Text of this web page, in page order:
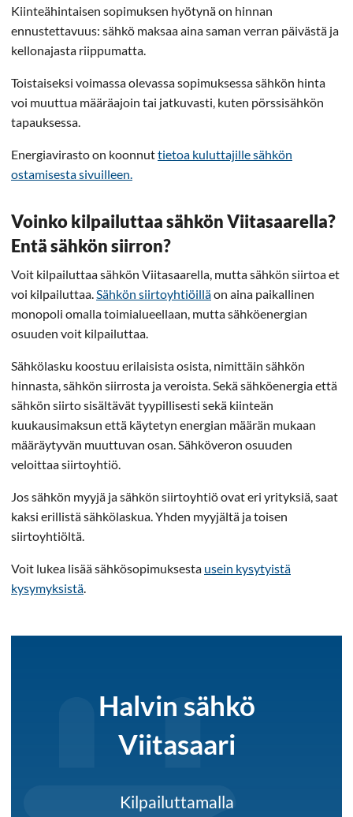
Kiinteähintaisen sopimuksen hyötynä on hinnan
ennustettavuus: sähkö maksaa aina saman verran päivästä ja
kellonajasta riippumatta.
Toistaiseksi voimassa olevassa sopimuksessa sähkön hinta
voi muuttua määräajoin tai jatkuvasti, kuten pörssisähkön
tapauksessa.
Energiavirasto on koonnuttietoa kuluttajille sähkön
ostamisesta sivuilleen.
Voinko kilpailuttaa sähkön Viitasaarella?
Entä sähkön siirron?
Voit kilpailuttaa sähkön Viitasaarella, mutta sähkön siirtoa et
voi kilpailuttaa.Sähkön siirtoyhtiöilläon aina paikallinen
monopoli omalla toimialueellaan, mutta sähköenergian
osuuden voit kilpailuttaa.
Sähkölasku koostuu erilaisista osista, nimittäin sähkön
hinnasta, sähkön siirrosta ja veroista. Sekä sähköenergia että
sähkön siirto sisältävät tyypillisesti sekä kiinteän
kuukausimaksun että käytetyn energian määrän mukaan
määräytyvän muuttuvan osan. Sähköveron osuuden
veloittaa siirtoyhtiö.
Jos sähkön myyjä ja sähkön siirtoyhtiö ovat eri yrityksiä, saat
kaksi erillistä sähkölaskua. Yhden myyjältä ja toisen
siirtoyhtiöltä.
Voit lukea lisää sähkösopimuksesta usein kysytyistä
kysymyksistä.
Halvin sähkö
Viitasaari
Kilpailuttamalla